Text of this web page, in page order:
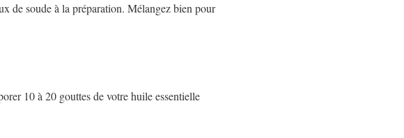
de soude à la préparation. Mélangez bien pour
10 à 20 gouttes de votre huile essentielle